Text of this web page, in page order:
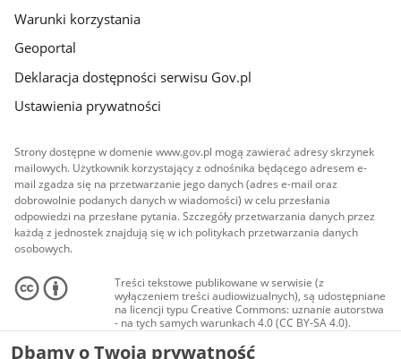
Warunki korzystania
Geoportal
Deklaracja dostępności serwisu Gov.pl
Ustawienia prywatności
Strony dostępne w domenie www.gov.pl mogą zawierać adresy skrzynek
mailowych. Użytkownik korzystający z odnośnika będącego adresem e-
mail zgadza się na przetwarzanie jego danych (adres e-mail oraz
dobrowolnie podanych danych w wiadomości) w celu przesłania
odpowiedzi na przesłane pytania. Szczegóły przetwarzania danych przez
każdą z jednostek znajdują się w ich politykach przetwarzania danych
osobowych.
Treści tekstowe publikowane w serwisie (z
wyłączeniem treści audiowizualnych), są udostępniane
na licencji typu Creative Commons: uznanie autorstwa
- na tych samych warunkach 4.0 (CC BY-SA 4.0).
Materiały audiowizualne, w tym zdjęcia, materiały
audio i wideo, są udostępniane na licencji typu
Dbamy o Twoją prywatność